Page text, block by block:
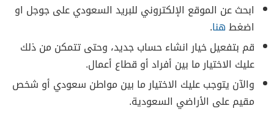
ابحث عن الموقع الإلكتروني للبريد السعودي على جوجل او
اضغطهنا.
قم بتفعيل خيار انشاء حساب جديد، وحتى تتمكن من ذلك
عليك الاختيار ما بين أفراد أو قطاع أعمال.
والآن يتوجب عليك الاختيار ما بين مواطن سعودي أو شخص
مقيم على الأراضي السعودية.